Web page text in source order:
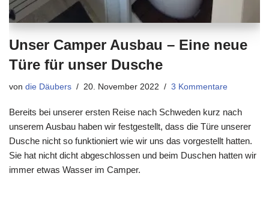
Unser Camper Ausbau – Eine neue
Türe für unser Dusche
von die Däubers 20. November 2022 3 Kommentare
Bereits bei unserer ersten Reise nach Schweden kurz nach
unserem Ausbau haben wir festgestellt, dass die Türe unserer
Dusche nicht so funktioniert wie wir uns das vorgestellt hatten.
Sie hat nicht dicht abgeschlossen und beim Duschen hatten wir
immer etwas Wasser im Camper.